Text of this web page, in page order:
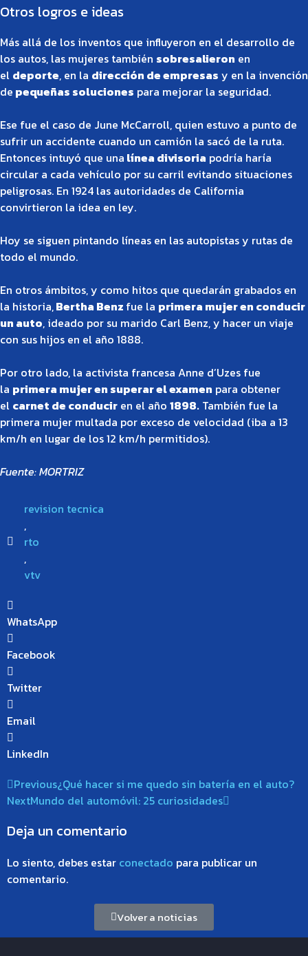
Otros logros e ideas
Más allá de los inventos que influyeron en el desarrollo de
los autos, las mujeres también sobresalieron en
el deporte, en la dirección de empresas y en la invención
de pequeñas soluciones para mejorar la seguridad.
Ese fue el caso de June McCarroll, quien estuvo a punto de
sufrir un accidente cuando un camión la sacó de la ruta.
Entonces intuyó que una línea divisoria podría haría
circular a cada vehículo por su carril evitando situaciones
peligrosas. En 1924 las autoridades de California
convirtieron la idea en ley.
Hoy se siguen pintando líneas en las autopistas y rutas de
todo el mundo.
En otros ámbitos, y como hitos que quedarán grabados en
la historia,Bertha Benz fue la primera mujer en conducir
un auto, ideado por su marido Carl Benz, y hacer un viaje
con sus hijos en el año 1888.
Por otro lado, la activista francesa Anne d’Uzes fue
la primera mujer en superar el examen para obtener
el carnet de conducir en el año 1898. También fue la
primera mujer multada por exceso de velocidad (iba a 13
km/h en lugar de los 12 km/h permitidos).
Fuente: MORTRIZ
revision tecnica
,
rto
,
vtv
WhatsApp
Facebook
Twitter
Email
LinkedIn
Previous¿Qué hacer si me quedo sin batería en el auto?
NextMundo del automóvil: 25 curiosidades
Deja un comentario
Lo siento, debes estar conectado para publicar un
comentario.
Volver a noticias